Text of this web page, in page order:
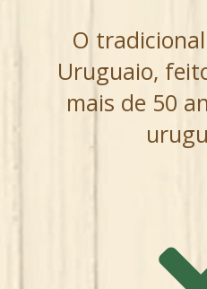
O
Uruguaio,
mais de 50